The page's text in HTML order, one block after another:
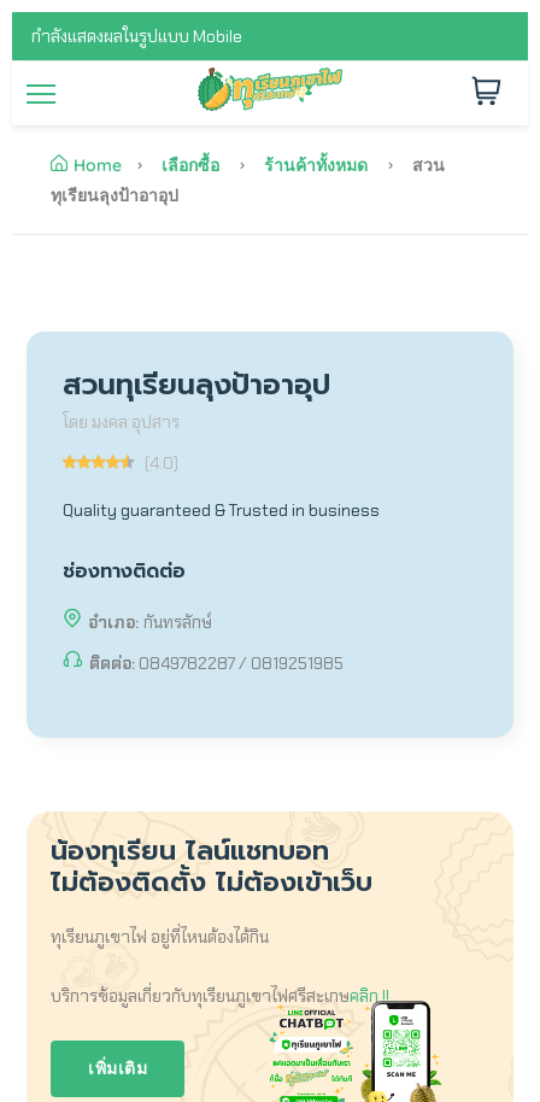
กำลังแสดงผลในรูปแบบ Mobile
Home เลือกซื้อ ร้านค้าทั้งหมด
สวน
ทุเรียนลุงป้าอาอุป
สวนทุเรียนลุงป้าอาอุป
โดย มงคล อุปสาร
(4.0)
Quality guaranteed & Trusted in business
ช่องทางติดต่อ
อำเภอ: กันทรลักษ์
ติดต่อ: 0849782287 / 0819251985
น้องทุเรียน ไลน์แชทบอท
ไม่ต้องติดตั้ง ไม่ต้องเข้าเว็บ
ทุเรียนภูเขาไฟ อยู่ที่ไหนต้องได้กิน
บริการข้อมูลเกี่ยวกับทุเรียนภูเขาไฟศรีสะเกษคลิก !!
เพิ่มเติม